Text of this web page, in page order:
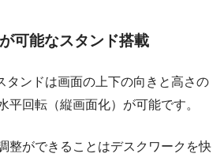
可能なスタンド搭載
タンドは画面の上下の向きと高さの
平回転（縦画面化）が可能です。
整ができることはデスクワークを快